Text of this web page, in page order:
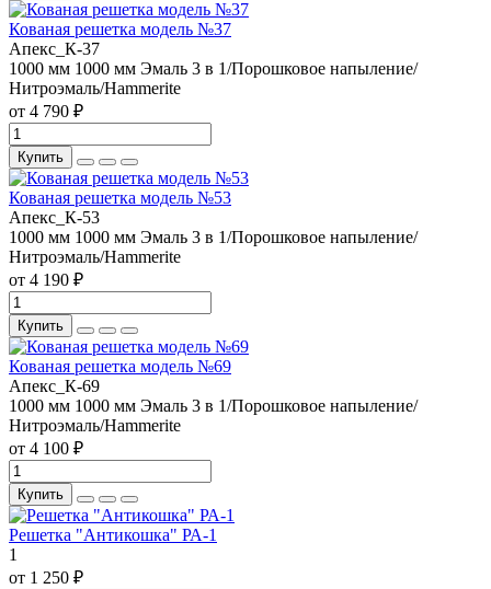
Кованая решетка модель №37
Апекс_К-37
1000 мм 1000 мм Эмаль 3 в 1/Порошковое напыление/
Нитроэмаль/Hammerite
от 4 790 ₽
Купить
Кованая решетка модель №53
Апекс_К-53
1000 мм 1000 мм Эмаль 3 в 1/Порошковое напыление/
Нитроэмаль/Hammerite
от 4 190 ₽
Купить
Кованая решетка модель №69
Апекс_К-69
1000 мм 1000 мм Эмаль 3 в 1/Порошковое напыление/
Нитроэмаль/Hammerite
от 4 100 ₽
Купить
Решетка "Антикошка" РА-1
1
от 1 250 ₽